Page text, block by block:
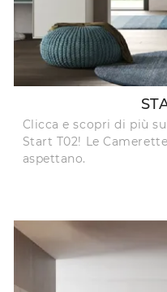
Clicca e scopri di più
Start T02! Le
aspettano.